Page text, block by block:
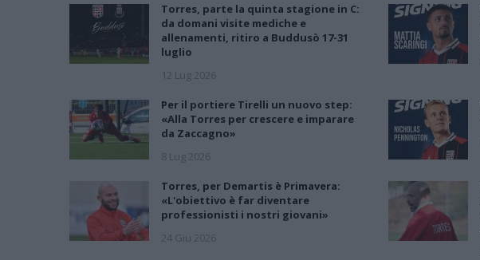
Torres, parte la quinta stagione in C:
da domani visite mediche e
allenamenti, ritiro a Buddusò 17-31
luglio
12 Lug 2026
Per il portiere Tirelli un nuovo step:
«Alla Torres per crescere e imparare
da Zaccagno»
8 Lug 2026
Torres, per Demartis è Primavera:
«L'obiettivo è far diventare
professionisti i nostri giovani»
24 Giu 2026